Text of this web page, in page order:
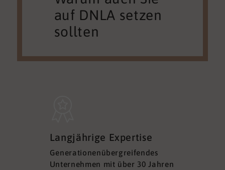
auf DNLA setzen
sollten
Langjährige Expertise
Generationenübergreifendes
Unternehmen mit über 30 Jahren